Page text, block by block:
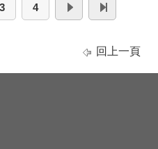
3 4
回上一頁